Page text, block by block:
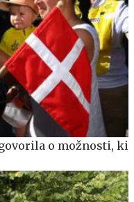
o možnosti, ki